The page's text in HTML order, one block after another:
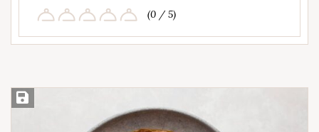
(0 / 5)
Save Recipe